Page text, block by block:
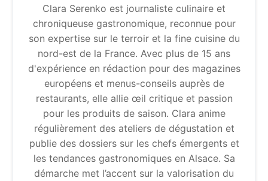
Clara Serenko est journaliste culinaire et
chroniqueuse gastronomique, reconnue pour
son expertise sur le terroir et la fine cuisine du
nord-est de la France. Avec plus de 15 ans
d'expérience en rédaction pour des magazines
européens et menus-conseils auprès de
restaurants, elle allie œil critique et passion
pour les produits de saison. Clara anime
régulièrement des ateliers de dégustation et
publie des dossiers sur les chefs émergents et
les tendances gastronomiques en Alsace. Sa
démarche met l’accent sur la valorisation du